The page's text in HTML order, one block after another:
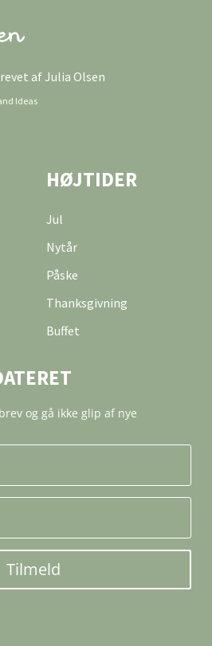
af Julia Olsen
Ideas
HØJTIDER
Jul
Nytår
Påske
Thanksgivning
Buffet
og gå ikke glip af nye
Tilmeld